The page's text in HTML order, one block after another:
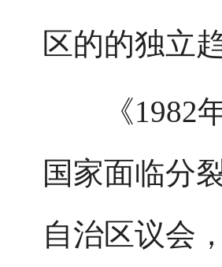
区的的独立
《1982年
国家面临分
自治区议会